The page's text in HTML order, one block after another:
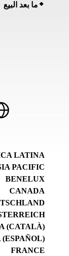
ما بعد البيع
LATINA
PACIFIC
BENELUX
CANADA
(CATALÀ)
(ESPAÑOL)
FRANCE